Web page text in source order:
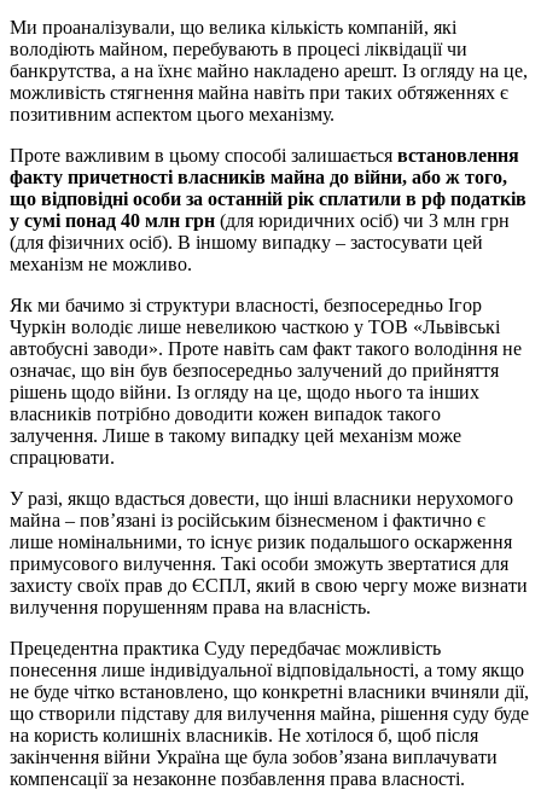
Ми проаналізували, що велика кількість компаній, які
володіють майном, перебувають в процесі ліквідації чи
банкрутства, а на їхнє майно накладено арешт. Із огляду на це,
можливість стягнення майна навіть при таких обтяженнях є
позитивним аспектом цього механізму.
Проте важливим в цьому способі залишається встановлення
факту причетності власників майна до війни, або ж того,
що відповідні особи за останній рік сплатили в рф податків
у сумі понад 40 млн грн (для юридичних осіб) чи 3 млн грн
(для фізичних осіб). В іншому випадку – застосувати цей
механізм не можливо.
Як ми бачимо зі структури власності, безпосередньо Ігор
Чуркін володіє лише невеликою часткою у ТОВ «Львівські
автобусні заводи». Проте навіть сам факт такого володіння не
означає, що він був безпосередньо залучений до прийняття
рішень щодо війни. Із огляду на це, щодо нього та інших
власників потрібно доводити кожен випадок такого
залучення. Лише в такому випадку цей механізм може
спрацювати.
У разі, якщо вдасться довести, що інші власники нерухомого
майна – пов’язані із російським бізнесменом і фактично є
лише номінальними, то існує ризик подальшого оскарження
примусового вилучення. Такі особи зможуть звертатися для
захисту своїх прав до ЄСПЛ, який в свою чергу може визнати
вилучення порушенням права на власність.
Прецедентна практика Суду передбачає можливість
понесення лише індивідуальної відповідальності, а тому якщо
не буде чітко встановлено, що конкретні власники вчиняли дії,
що створили підставу для вилучення майна, рішення суду буде
на користь колишніх власників. Не хотілося б, щоб після
закінчення війни Україна ще була зобов’язана виплачувати
компенсації за незаконне позбавлення права власності.